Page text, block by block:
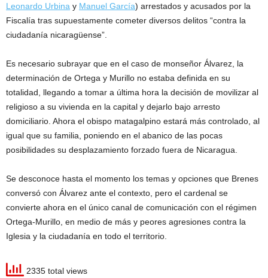
Leonardo Urbina y Manuel García) arrestados y acusados por la
Fiscalía tras supuestamente cometer diversos delitos “contra la
ciudadanía nicaragüense”.
Es necesario subrayar que en el caso de monseñor Álvarez, la
determinación de Ortega y Murillo no estaba definida en su
totalidad, llegando a tomar a última hora la decisión de movilizar al
religioso a su vivienda en la capital y dejarlo bajo arresto
domiciliario. Ahora el obispo matagalpino estará más controlado, al
igual que su familia, poniendo en el abanico de las pocas
posibilidades su desplazamiento forzado fuera de Nicaragua.
Se desconoce hasta el momento los temas y opciones que Brenes
conversó con Álvarez ante el contexto, pero el cardenal se
convierte ahora en el único canal de comunicación con el régimen
Ortega-Murillo, en medio de más y peores agresiones contra la
Iglesia y la ciudadanía en todo el territorio.
2335 total views